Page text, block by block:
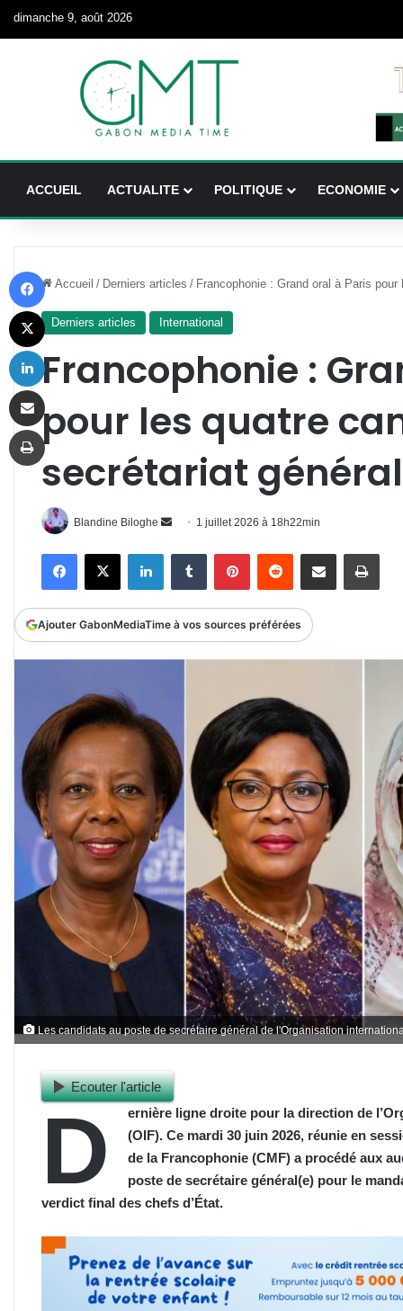
dimanche 9, août 2026
ACCUEIL ACTUALITE POLITIQUE ECONOMIE
Accueil / Derniers articles / Francophonie : Grand oral à Paris
Derniers articles International
Francophonie :
pour les quatre
secrétariat général
Blandine Biloghe
Envoyer
courriel
1 juillet 2026 à 18h22min
FacebookX LinkedinTumblr PinterestReddit Partager par email
Ajouter GabonMediaTime à vos sources préférées
Les candidats au poste de secrétaire général de l'Organisation
Ecouter l'article
D
ernière ligne droite pour la direction de
(OIF). Ce mardi 30 juin 2026, réunie en
de la Francophonie (CMF) a procédé aux
poste de secrétaire général(e) pour le
verdict final des chefs d’État.
X
Imprimer